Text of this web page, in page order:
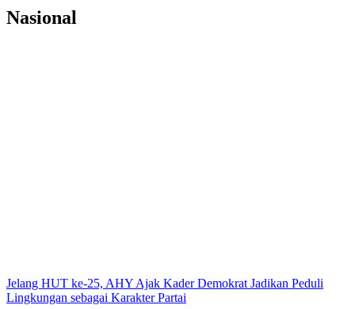
Nasional
Jelang HUT ke-25, AHY Ajak Kader Demokrat Jadikan Peduli
Lingkungan sebagai Karakter Partai